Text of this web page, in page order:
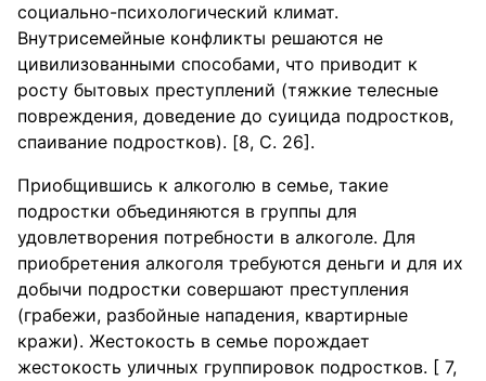
социально-психологический климат.
Внутрисемейные конфликты решаются не
цивилизованными способами, что приводит к
росту бытовых преступлений (тяжкие телесные
повреждения, доведение до суицида подростков,
спаивание подростков). [8, С. 26].
Приобщившись к алкоголю в семье, такие
подростки объединяются в группы для
удовлетворения потребности в алкоголе. Для
приобретения алкоголя требуются деньги и для их
добычи подростки совершают преступления
(грабежи, разбойные нападения, квартирные
кражи). Жестокость в семье порождает
жестокость уличных группировок подростков. [ 7,